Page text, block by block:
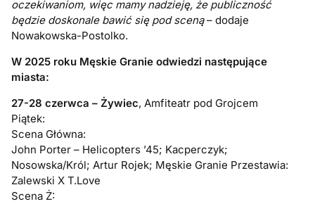
oczekiwaniom, więc mamy nadzieję, że publiczność
będzie doskonale bawić się pod sceną– dodaje
Nowakowska-Postolko.
W 2025 roku Męskie Granie odwiedzi następujące
miasta:
27-28 czerwca – Żywiec, Amfiteatr pod Grojcem
Piątek:
Scena Główna:
John Porter – Helicopters ’45; Kacperczyk;
Nosowska/Król; Artur Rojek; Męskie Granie Przestawia:
Zalewski X T.Love
Scena Ż: